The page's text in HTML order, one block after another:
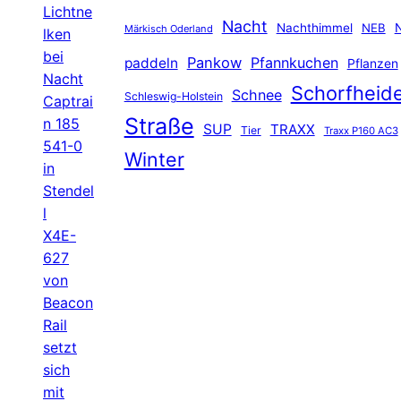
Lichtne
lken
bei
Nacht
Captrai
n 185
541-0
in
Stendel
l
X4E-
627
von
Beacon
Rail
setzt
sich
mit
Märkisch Oderland Nacht Nachthimmel NEB
paddeln Pankow Pfannkuchen Pflanzen
Schleswig-Holstein Schnee
Straße SUP Tier TRAXX Traxx P160 AC3
Winter